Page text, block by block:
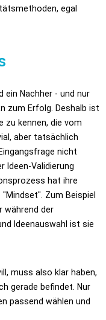
egal
ein Nachher - und nur
zum Erfolg. Deshalb ist
zu kennen, die vom
aber tatsächlich
nicht
Ideen-Validierung
hat ihre
Zum Beispiel
während der
Ideenauswahl ist sie
muss also klar haben,
gerade befindet. Nur
passend wählen und